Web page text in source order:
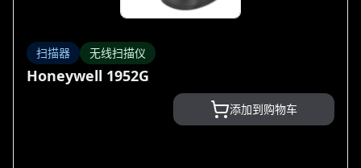
扫描器 无线扫描仪
Honeywell 1952G
添加到购物车